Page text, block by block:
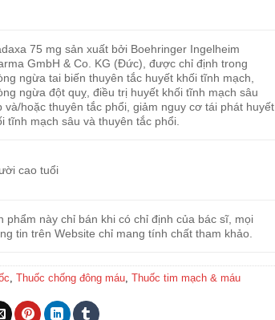
75 mg sản xuất bởi Boehringer Ingelheim
GmbH & Co. KG (Đức), được chỉ định trong
ngừa tai biến thuyên tắc huyết khối tĩnh mạch,
ngừa đột quỵ, điều trị huyết khối tĩnh mạch sâu
và/hoặc thuyên tắc phổi, giảm nguy cơ tái phát huyết
tĩnh mạch sâu và thuyên tắc phổi.
cao tuổi
phẩm này chỉ bán khi có chỉ định của bác sĩ, mọi
tin trên Website chỉ mang tính chất tham khảo.
, Thuốc chống đông máu, Thuốc tim mạch & máu